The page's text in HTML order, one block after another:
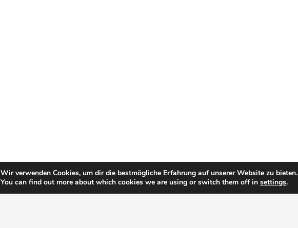
Wir verwenden Cookies, um dir die bestmögliche Erfahrung auf unserer Website zu bieten.
You can find out more about which cookies we are using or switch them off insettings.